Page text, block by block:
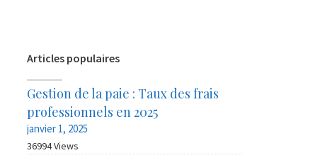
Articles populaires
Gestion de la paie : Taux des frais
professionnels en 2025
janvier 1, 2025
36994 Views